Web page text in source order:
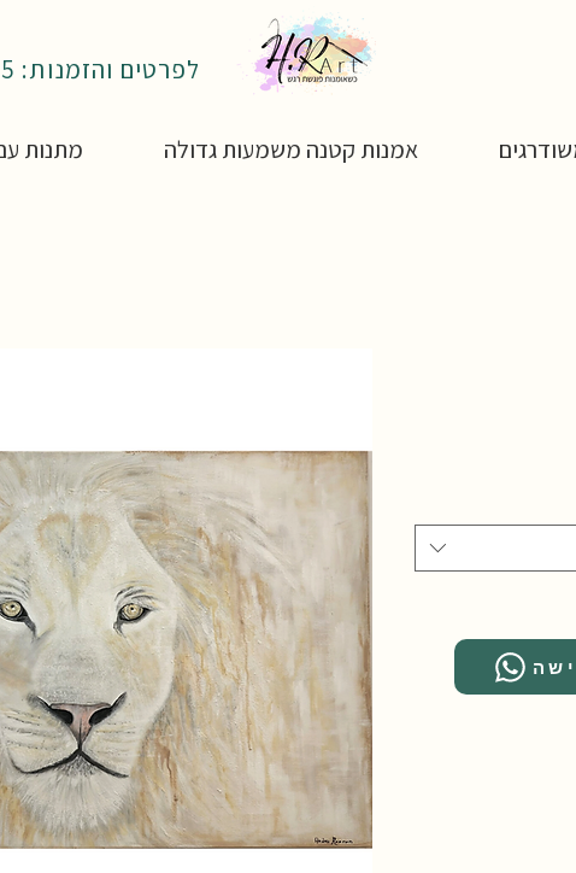
לפרטים והזמנות: 054-4850795
אמנות קטנה משמעות גדולה מתנות